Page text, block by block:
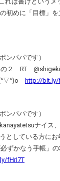
初めに「目標」
ンパパです）
の２ RT
http://bit.ly/
ンパパです）
ナイス
としている方に
ずかなう手帳」
fHrI7T